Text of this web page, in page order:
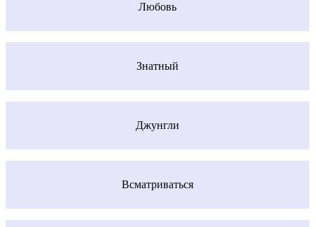
Любовь
Знатный
Джунгли
Всматриваться